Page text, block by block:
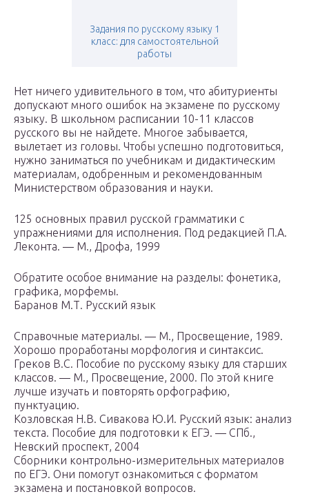
Задания по русскому языку 1
класс: для самостоятельной
работы
Нет ничего удивительного в том, что абитуриенты
допускают много ошибок на экзамене по русскому
языку. В школьном расписании 10-11 классов
русского вы не найдете. Многое забывается,
вылетает из головы. Чтобы успешно подготовиться,
нужно заниматься по учебникам и дидактическим
материалам, одобренным и рекомендованным
Министерством образования и науки.
125 основных правил русской грамматики с
упражнениями для исполнения. Под редакцией П.А.
Леконта. — М., Дрофа, 1999
Обратите особое внимание на разделы: фонетика,
графика, морфемы.
Баранов М.Т. Русский язык
Справочные материалы. — М., Просвещение, 1989.
Хорошо проработаны морфология и синтаксис.
Греков В.С. Пособие по русскому языку для старших
классов. — М., Просвещение, 2000. По этой книге
лучше изучать и повторять орфографию,
пунктуацию.
Козловская Н.В. Сивакова Ю.И. Русский язык: анализ
текста. Пособие для подготовки к ЕГЭ. — СПб.,
Невский проспект, 2004
Сборники контрольно-измерительных материалов
по ЕГЭ. Они помогут ознакомиться с форматом
экзамена и постановкой вопросов.